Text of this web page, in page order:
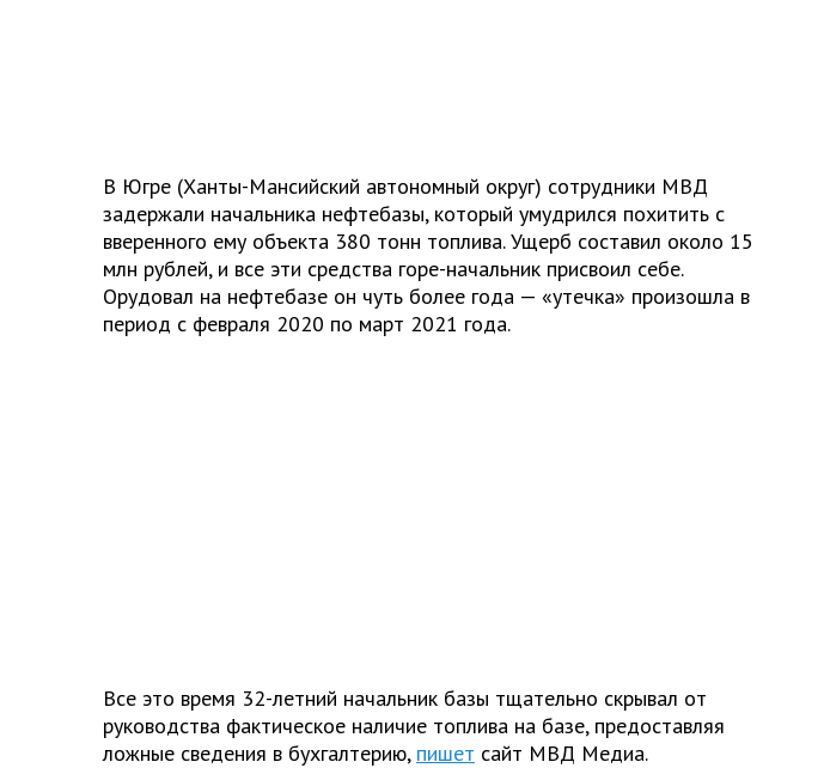
В Югре (Ханты-Мансийский автономный округ) сотрудники МВД
задержали начальника нефтебазы, который умудрился похитить с
вверенного ему объекта 380 тонн топлива. Ущерб составил около 15
млн рублей, и все эти средства горе-начальник присвоил себе.
Орудовал на нефтебазе он чуть более года — «утечка» произошла в
период с февраля 2020 по март 2021 года.
Все это время 32-летний начальник базы тщательно скрывал от
руководства фактическое наличие топлива на базе, предоставляя
ложные сведения в бухгалтерию, пишет сайт МВД Медиа.